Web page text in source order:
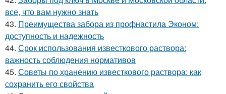
все, что вам нужно знать
43. Преимущества забора из профнастила Эконом:
доступность и надежность
44. Срок использования известкового раствора:
важность соблюдения нормативов
45. Советы по хранению известкового раствора: как
сохранить его свойства